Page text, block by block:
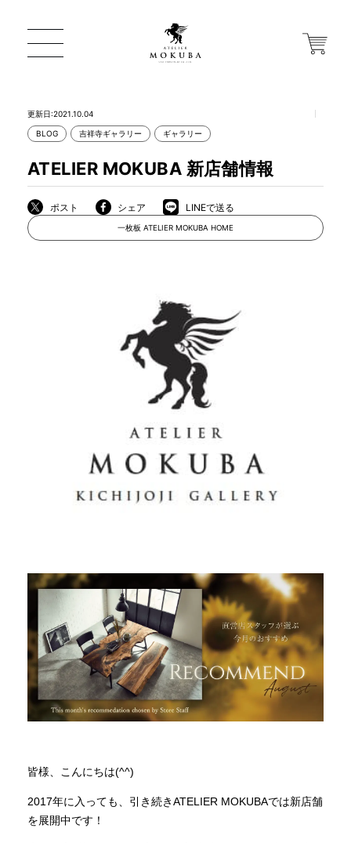
店舗から探す
MOKUBA について
イベント
全商品一覧
新入荷情報
納品事例
MOKUBA CHANNEL
更新日:2021.10.04
BLOG 吉祥寺ギャラリー ギャラリー
ATELIER MOKUBA 新店舗情報
ポスト シェア LINEで送る
一枚板 ATELIER MOKUBA HOME
皆様、こんにちは(^^)
2017年に入っても、引き続きATELIER MOKUBAでは新店舗
を展開中です！